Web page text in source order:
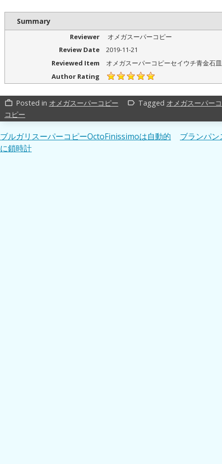
Summary
Reviewer
オメガスーパーコピー
Review Date
2019-11-21
Reviewed Item
オメガスーパーコピーセイウチ青金石
Author Rating
work_outline Posted in オメガスーパーコピー label_outline Tagged オメガスーパー
コピー
投
稿
ブルガリスーパーコピーOctoFinissimoは自動的
に鎖時計
ブランパ